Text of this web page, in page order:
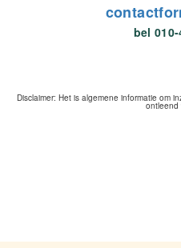
bel
Disclaimer: Het is algemene informatie om